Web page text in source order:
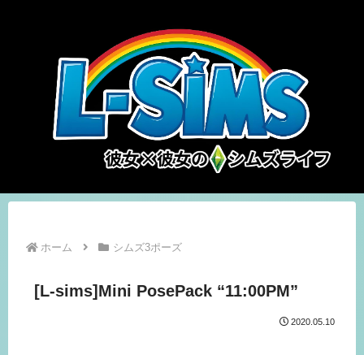
ホーム シムズ3ポーズ
[L-sims]Mini PosePack “11:00PM”
2020.05.10